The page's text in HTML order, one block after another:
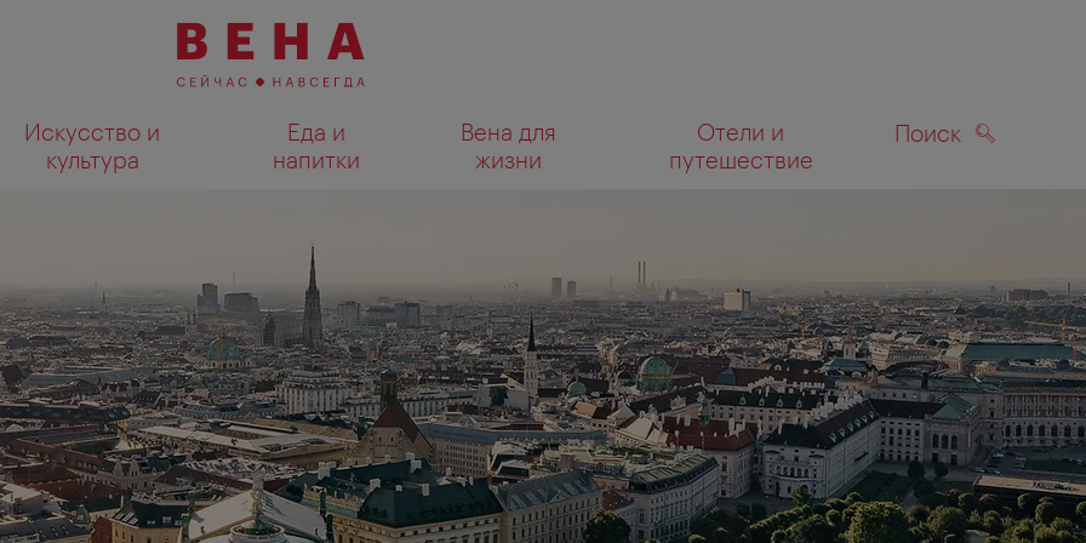
Искусство и
культура
Еда и
напитки
Вена для
жизни
Отели и
путешествие
Поиск